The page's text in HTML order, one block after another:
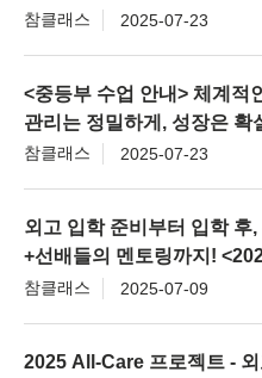
참클래스 2025-07-23
<중등부 수업 안내> 체계적인 반복
관리는 정밀하게, 성장은 확
참클래스 2025-07-23
외고 입학 준비부터 입학 후
+선배들의 멘토링까지!
참클래스 2025-07-09
2025 All-Care 프로젝트 -